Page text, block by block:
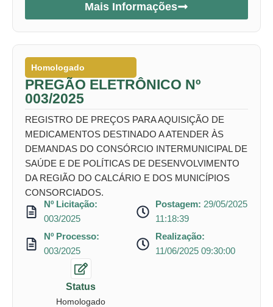
Mais Informações
Homologado
PREGÃO ELETRÔNICO Nº
003/2025
REGISTRO DE PREÇOS PARA AQUISIÇÃO DE
MEDICAMENTOS DESTINADO A ATENDER ÀS
DEMANDAS DO CONSÓRCIO INTERMUNICIPAL DE
SAÚDE E DE POLÍTICAS DE DESENVOLVIMENTO
DA REGIÃO DO CALCÁRIO E DOS MUNICÍPIOS
CONSORCIADOS.
Nº Licitação:
003/2025
Nº Processo:
003/2025
Postagem: 29/05/2025
11:18:39
Realização:
11/06/2025 09:30:00
Status
Homologado